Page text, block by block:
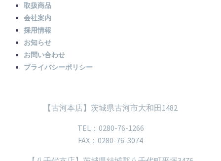
取扱商品
会社案内
採用情報
お知らせ
お問い合わせ
プライバシーポリシー
【古河本店】茨城県古河市大和田1482
TEL：0280-76-1266
FAX：0280-76-3074